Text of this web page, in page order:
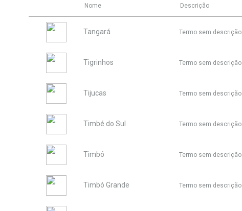
Nome Descrição
Tangará Termo sem descrição
Tigrinhos Termo sem descrição
Tijucas Termo sem descrição
Timbé do Sul Termo sem descrição
Timbó Termo sem descrição
Timbó Grande Termo sem descrição